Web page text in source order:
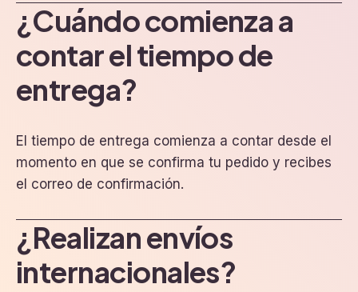
¿Cuándo comienza a
contar el tiempo de
entrega?
El tiempo de entrega comienza a contar desde el
momento en que se confirma tu pedido y recibes
el correo de confirmación.
¿Realizan envíos
internacionales?